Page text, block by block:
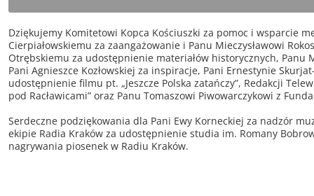
Dziękujemy Komitetowi Kopca Kościuszki za pomoc i wsparcie
Cierpiałowskiemu za zaangażowanie i Panu Mieczysławowi
Otrębskiemu za udostępnienie materiałów historycznych, Panu
Pani Agnieszce Kozłowskiej za inspiracje, Pani Ernestynie
udostępnienie filmu pt. „Jeszcze Polska zatańczy”, Redakcji
pod Racławicami” oraz Panu Tomaszowi Piwowarczykowi z
Serdeczne podziękowania dla Pani Ewy Korneckiej za nadzór
ekipie Radia Kraków za udostępnienie studia im. Romany
nagrywania piosenek w Radiu Kraków.